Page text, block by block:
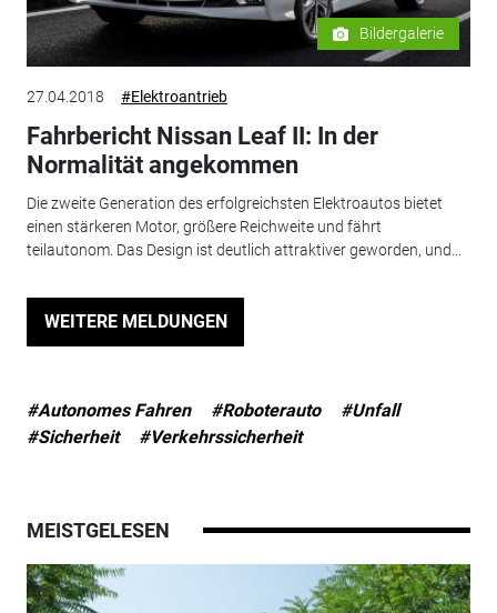
Bildergalerie
27.04.2018 #Elektroantrieb
Fahrbericht Nissan Leaf II: In der
Normalität angekommen
Die zweite Generation des erfolgreichsten Elektroautos bietet
einen stärkeren Motor, größere Reichweite und fährt
teilautonom. Das Design ist deutlich attraktiver geworden, und...
WEITERE MELDUNGEN
#Autonomes Fahren #Roboterauto
#Unfall
#Sicherheit
#Verkehrssicherheit
MEISTGELESEN